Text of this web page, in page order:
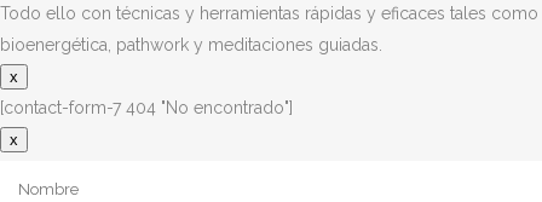
Todo ello con técnicas y herramientas rápidas y eficaces tales
bioenergética, pathwork y meditaciones guiadas.
x
[contact-form-7 404 "No encontrado"]
x